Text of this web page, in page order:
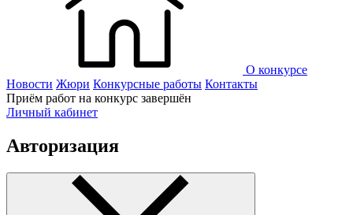
О конкурсе
Новости Жюри Конкурсные работы Контакты
Приём работ на конкурс завершён
Личный кабинет
Авторизация